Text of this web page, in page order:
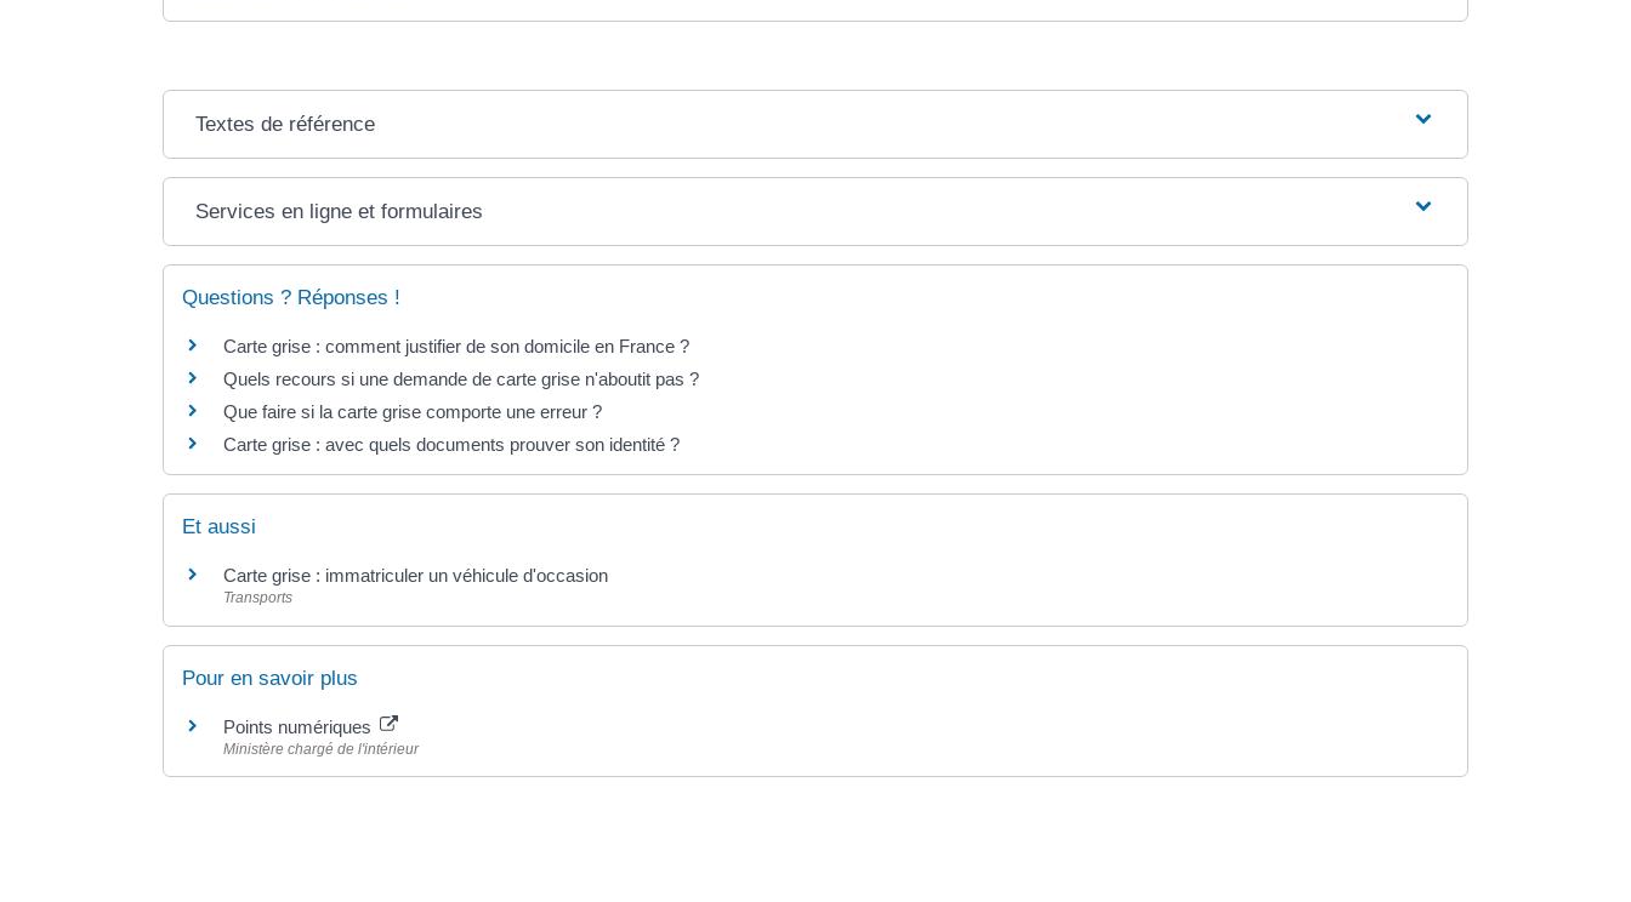
Textes de référence
Services en ligne et formulaires
Questions ? Réponses !
Carte grise : comment justifier de son domicile en France ?
Quels recours si une demande de carte grise n'aboutit pas ?
Que faire si la carte grise comporte une erreur ?
Carte grise : avec quels documents prouver son identité ?
Et aussi
Carte grise : immatriculer un véhicule d'occasion
Transports
Pour en savoir plus
Points numériques
Ministère chargé de l'intérieur